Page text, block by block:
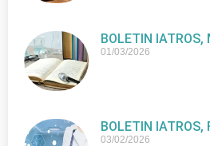
BOLETIN IATROS,
01/03/2026
BOLETIN IATROS,
03/02/2026